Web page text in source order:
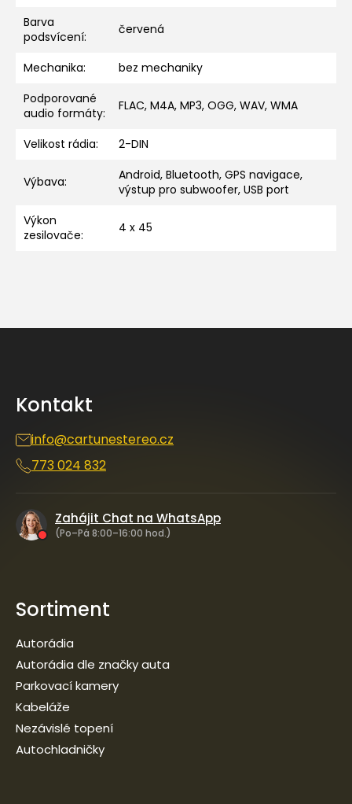
Barva
podsvícení: červená
Mechanika:
bez mechaniky
Podporované
audio formáty: FLAC, M4A, MP3, OGG, WAV, WMA
Velikost rádia: 2-DIN
Výbava:
Android, Bluetooth, GPS navigace,
výstup pro subwoofer, USB port
Výkon
zesilovače: 4 x 45
Kontakt
info@cartunestereo.cz
773 024 832
Zahájit Chat na WhatsApp
(Po–Pá 8:00–16:00 hod.)
Sortiment
Autorádia
Autorádia dle značky auta
Parkovací kamery
Kabeláže
Nezávislé topení
Autochladničky